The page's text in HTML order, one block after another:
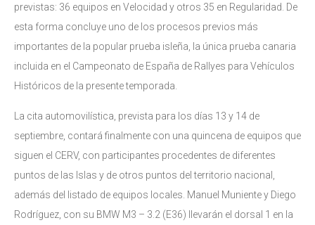
previstas: 36 equipos en Velocidad y otros 35 en Regularidad. De
esta forma concluye uno de los procesos previos más
importantes de la popular prueba isleña, la única prueba canaria
incluida en el Campeonato de España de Rallyes para Vehículos
Históricos de la presente temporada.
La cita automovilística, prevista para los días 13 y 14 de
septiembre, contará finalmente con una quincena de equipos que
siguen el CERV, con participantes procedentes de diferentes
puntos de las Islas y de otros puntos del territorio nacional,
además del listado de equipos locales. Manuel Muniente y Diego
Rodríguez, con su BMW M3 – 3.2 (E36) llevarán el dorsal 1 en la